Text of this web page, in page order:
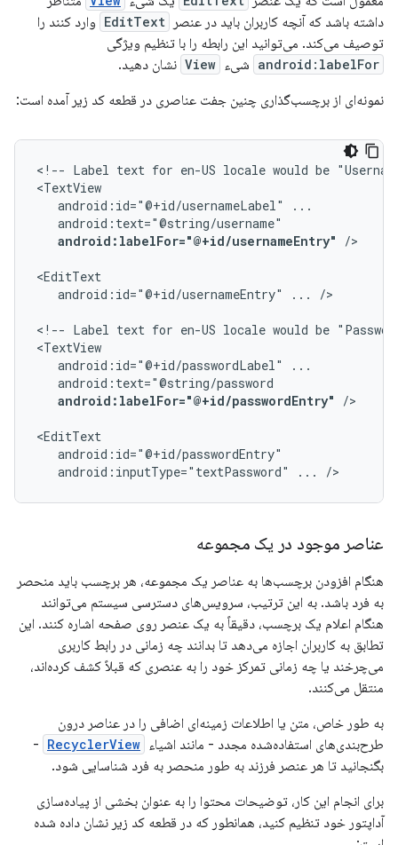
داشته باشد که آنچه کاربران باید در عنصر
EditText وارد کنند را
توصیف می‌کند. می‌توانید این رابطه را با تنظیم ویژگی
android:labelFor شیء View نشان دهید.
نمونه‌ای از برچسب‌گذاری چنین جفت عناصری در قطعه کد زیر آمده است:
<!-- Label text for en-US locale would be
android:id="@+id/usernameLabel"
android:labelFor="@+id/usernameEntry"
/>
android:id="@+id/usernameEntry"
... />
<!-- Label text for en-US locale would be
android:id="@+id/passwordLabel"
android:labelFor="@+id/passwordEntry"
/>
android:inputType="textPassword"
... />
عناصر موجود در یک مجموعه
هنگام افزودن برچسب‌ها به عناصر یک مجموعه، هر برچسب باید منحصر
به فرد باشد. به این ترتیب، سرویس‌های دسترسی سیستم می‌توانند
هنگام اعلام یک برچسب، دقیقاً به یک عنصر روی صفحه اشاره کنند. این
تطابق به کاربران اجازه می‌دهد تا بدانند چه زمانی در رابط کاربری
می‌چرخند یا چه زمانی تمرکز خود را به عنصری که قبلاً کشف کرده‌اند،
منتقل می‌کنند.
به طور خاص، متن یا اطلاعات زمینه‌ای اضافی را در عناصر درون
طرح‌بندی‌های استفاده‌شده مجدد - مانند اشیاء RecyclerView
-
بگنجانید تا هر عنصر فرزند به طور منحصر به فرد شناسایی شود.
برای انجام این کار، توضیحات محتوا را به عنوان بخشی از پیاده‌سازی
آداپتور خود تنظیم کنید، همانطور که در قطعه کد زیر نشان داده شده